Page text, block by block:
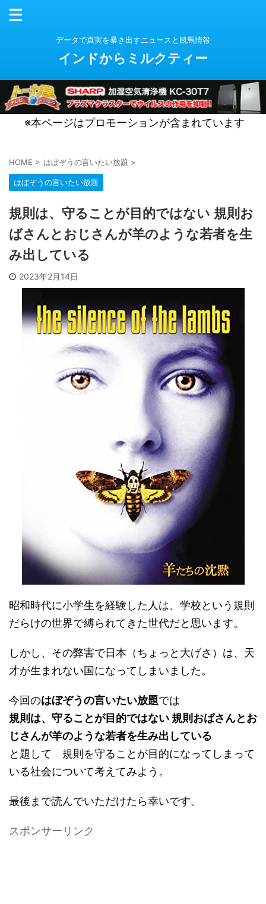
データで真実を暴き出すニュースと競馬情報
インドからミルクティー
※本ページはプロモーションが含まれています
HOME > はぼぞうの言いたい放題 >
はぼぞうの言いたい放題
規則は、守ることが目的ではない 規則お
ばさんとおじさんが羊のような若者を生
み出している
2023年2月14日
昭和時代に小学生を経験した人は、学校という規則
だらけの世界で縛られてきた世代だと思います。
しかし、その弊害で日本（ちょっと大げさ）は、天
才が生まれない国になってしまいました。
今回のはぼぞうの言いたい放題では
規則は、守ることが目的ではない 規則おばさんとお
じさんが羊のような若者を生み出している
と題して 規則を守ることが目的になってしまって
いる社会について考えてみよう。
最後まで読んでいただけたら幸いです。
スポンサーリンク